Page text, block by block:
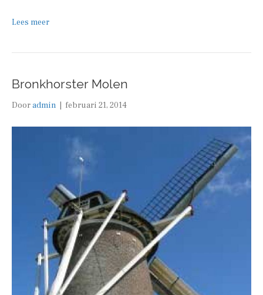
Lees meer
Bronkhorster Molen
Dooradmin | februari 21, 2014